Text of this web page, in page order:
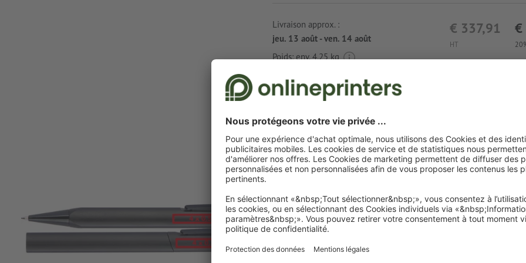
HT
€ 337,91 €
Livraison approx. :
jeu. 13 août - ven. 14 août
Poids: env. 4,25 kg
Exigences relatives aux fichiers d'impression
Set d'écriture "Cap d'Agde"
Format de données: 4 x 0,5 cm
Ajoutez un champ couleur et attribuezla couleur
gravure laser.